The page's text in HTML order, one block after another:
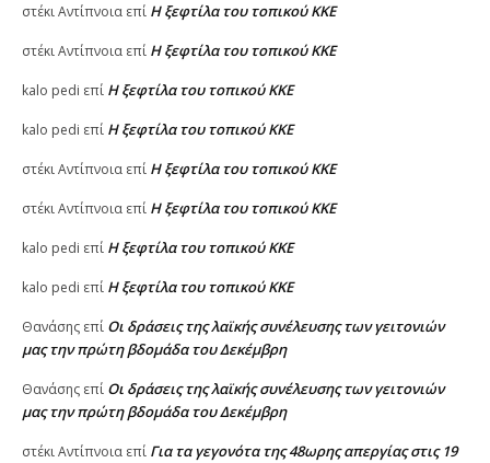
στέκι Αντίπνοια επί Η ξεφτίλα του τοπικού ΚΚΕ
στέκι Αντίπνοια επί Η ξεφτίλα του τοπικού ΚΚΕ
kalo pedi επί Η ξεφτίλα του τοπικού ΚΚΕ
kalo pedi επί Η ξεφτίλα του τοπικού ΚΚΕ
στέκι Αντίπνοια επί Η ξεφτίλα του τοπικού ΚΚΕ
στέκι Αντίπνοια επί Η ξεφτίλα του τοπικού ΚΚΕ
kalo pedi επί Η ξεφτίλα του τοπικού ΚΚΕ
kalo pedi επί Η ξεφτίλα του τοπικού ΚΚΕ
Θανάσης επί Οι δράσεις της λαϊκής συνέλευσης των γειτονιών
μας την πρώτη βδομάδα του Δεκέμβρη
Θανάσης επί Οι δράσεις της λαϊκής συνέλευσης των γειτονιών
μας την πρώτη βδομάδα του Δεκέμβρη
στέκι Αντίπνοια επί Για τα γεγονότα της 48ωρης απεργίας στις 19